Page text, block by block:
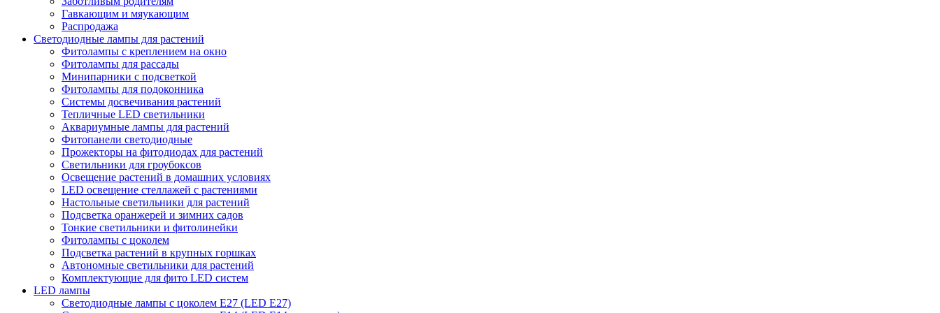
Гавкающим и мяукающим
Распродажа
Светодиодные лампы для растений
Фитолампы с креплением на окно
Фитолампы для рассады
Минипарники с подсветкой
Фитолампы для подоконника
Системы досвечивания растений
Тепличные LED светильники
Аквариумные лампы для растений
Фитопанели светодиодные
Прожекторы на фитодиодах для растений
Светильники для гроубоксов
Освещение растений в домашних условиях
LED освещение стеллажей с растениями
Настольные светильники для растений
Подсветка оранжерей и зимних садов
Тонкие светильники и фитолинейки
Фитолампы с цоколем
Подсветка растений в крупных горшках
Автономные светильники для растений
Комплектующие для фито LED систем
LED лампы
Светодиодные лампы с цоколем Е27 (LED E27)